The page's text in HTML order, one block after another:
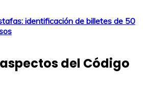
identificación de billetes de 50
del Código